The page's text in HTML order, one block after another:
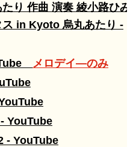
り 作曲 演奏 綾小路ひ
ス in Kyoto 烏丸あたり -
​メロデイ―のみ​
YouTube​
- YouTube​